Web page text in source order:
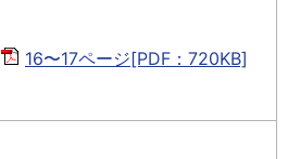
16〜17ページ[PDF：720KB]